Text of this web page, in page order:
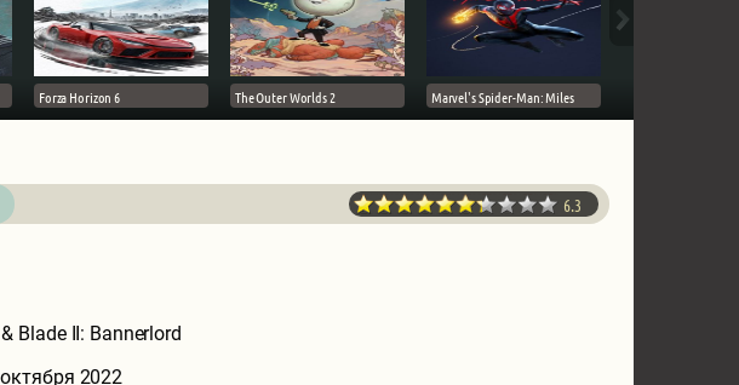
Forza Horizon 6 The Outer Worlds 2 Marvel's Spider-Man: Miles
6.3
Blade II: Bannerlord
2022